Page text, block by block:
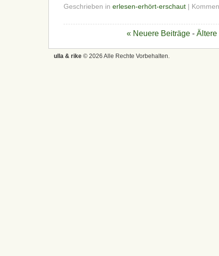
Geschrieben in erlesen-erhört-erschaut |
« Neuere Beiträge - Ältere
ulla & rike © 2026 Alle Rechte Vorbehalten.